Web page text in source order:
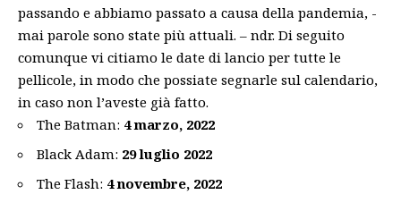
passando e abbiamo passato a causa della pandemia, -
mai parole sono state più attuali. – ndr. Di seguito
comunque vi citiamo le date di lancio per tutte le
pellicole, in modo che possiate segnarle sul calendario,
in caso non l’aveste già fatto.
The Batman: 4 marzo, 2022
Black Adam: 29 luglio 2022
The Flash: 4 novembre, 2022